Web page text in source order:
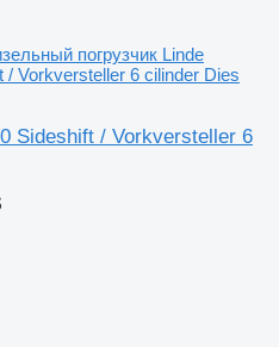
погрузчик Linde
/ Vorkversteller 6 cilinder Dies
Sideshift / Vorkversteller 6